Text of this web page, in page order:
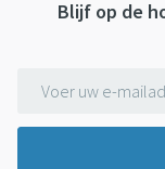
Blijf op de